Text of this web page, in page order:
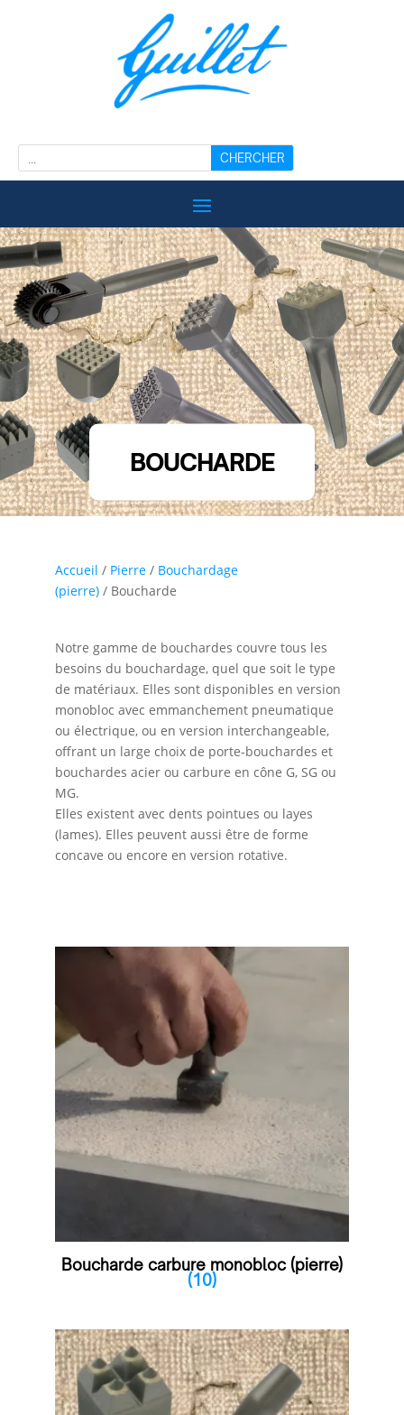
BOUCHARDE
Accueil / Pierre/ Bouchardage
(pierre)/ Boucharde
Notre gamme de bouchardes couvre tous les
besoins du bouchardage, quel que soit le type
de matériaux. Elles sont disponibles en version
monobloc avec emmanchement pneumatique
ou électrique, ou en version interchangeable,
offrant un large choix de porte-bouchardes et
bouchardes acier ou carbure en cône G, SG ou
MG.
Elles existent avec dents pointues ou layes
(lames). Elles peuvent aussi être de forme
concave ou encore en version rotative.
Boucharde carbure monobloc (pierre)
(10)